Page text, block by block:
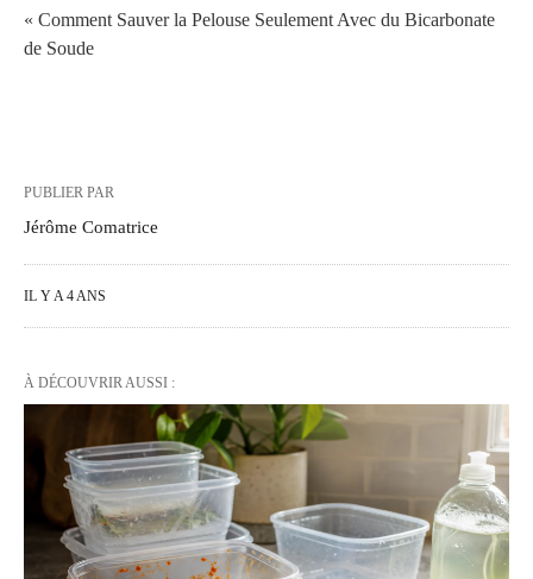
« Comment Sauver la Pelouse Seulement Avec du Bicarbonate
de Soude
PUBLIER PAR
Jérôme Comatrice
IL Y A 4 ANS
À DÉCOUVRIR AUSSI :